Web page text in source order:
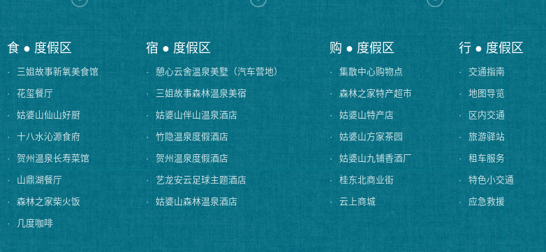
食 ● 度假区
· 三姐故事新氧美食馆
· 花玺餐厅
· 姑婆山仙山好厨
· 十八水沁源食府
· 贺州温泉长寿菜馆
· 山鼎湖餐厅
· 森林之家柴火饭
· 几度咖啡
宿 ● 度假区
· 憩心云舍温泉美墅（汽车营地）
· 三姐故事森林温泉美宿
· 姑婆山伴山温泉酒店
· 竹隐温泉度假酒店
· 贺州温泉度假酒店
· 艺龙安云足球主题酒店
· 姑婆山森林温泉酒店
购 ● 度假区
· 集散中心购物点
· 森林之家特产超市
· 姑婆山特产店
· 姑婆山方家茶园
· 姑婆山九铺香酒厂
· 桂东北商业街
· 云上商城
行 ● 度假区
· 交通指南
· 地图导览
· 区内交通
· 旅游驿站
· 租车服务
· 特色小交通
· 应急救援